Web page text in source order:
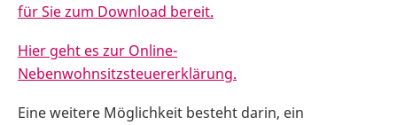
für Sie zum Download bereit.
Hier geht es zur Online-
Nebenwohnsitzsteuererklärung.
Eine weitere Möglichkeit besteht darin, ein